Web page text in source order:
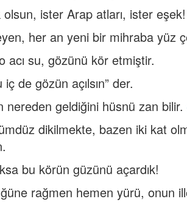
ister Arap atları, ister eşek!
her an yeni bir mihraba yüz
acı su, gözünü kör etmiştir.
de gözün açılsın” der.
nereden geldiğini hüsnü zan bilir.
dikilmekte, bazen iki kat
bu körün güzünü açardık!
rağmen hemen yürü, onun